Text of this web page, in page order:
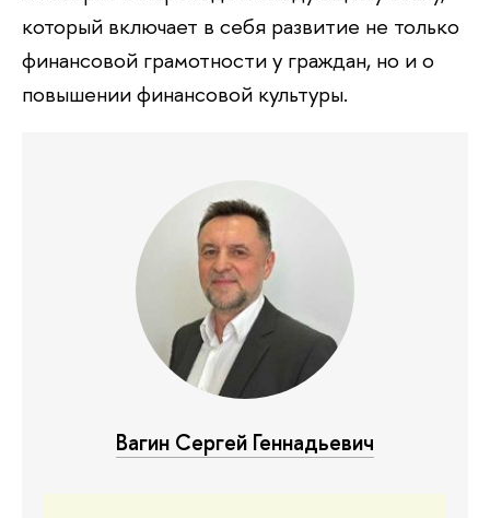
который включает в себя развитие не только
финансовой грамотности у граждан, но и о
повышении финансовой культуры.
Вагин Сергей Геннадьевич